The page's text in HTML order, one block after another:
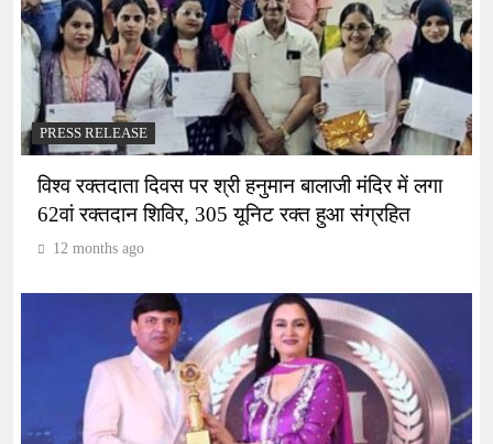
PRESS RELEASE
विश्व रक्तदाता दिवस पर श्री हनुमान बालाजी मंदिर में लगा
62वां रक्तदान शिविर, 305 यूनिट रक्त हुआ संग्रहित
12 months ago